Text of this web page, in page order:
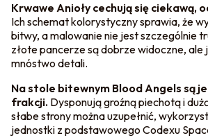
Krwawe Anioły cechują się ciekawą,
Ich schemat kolorystyczny sprawia, że
bitwy, a malowanie nie jest szczególnie
złote pancerze są dobrze widoczne, ale
mnóstwo detali.
Na stole bitewnym Blood Angels są
frakcji. Dysponują groźną piechotą i
słabe strony można uzupełnić,
jednostki z podstawowego Codexu